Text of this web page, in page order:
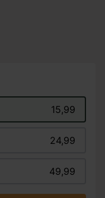
15,99
24,99
49,99